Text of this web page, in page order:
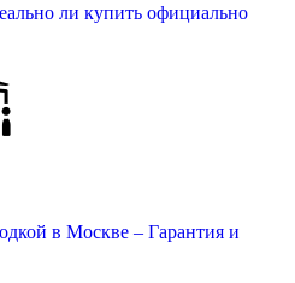
ли купить официально
в Москве – Гарантия и